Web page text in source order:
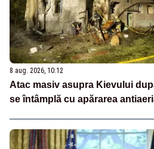
8 aug. 2026, 10:12
Atac masiv asupra Kievului
se întâmplă cu apărarea